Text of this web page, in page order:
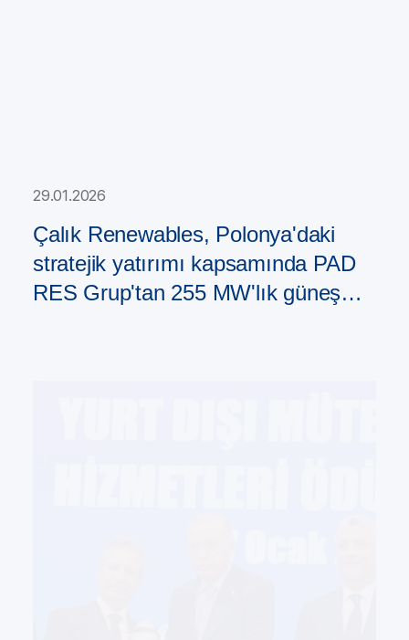
29.01.2026
Çalık Renewables, Polonya'daki
stratejik yatırımı kapsamında PAD
RES Grup'tan 255 MW'lık güneş